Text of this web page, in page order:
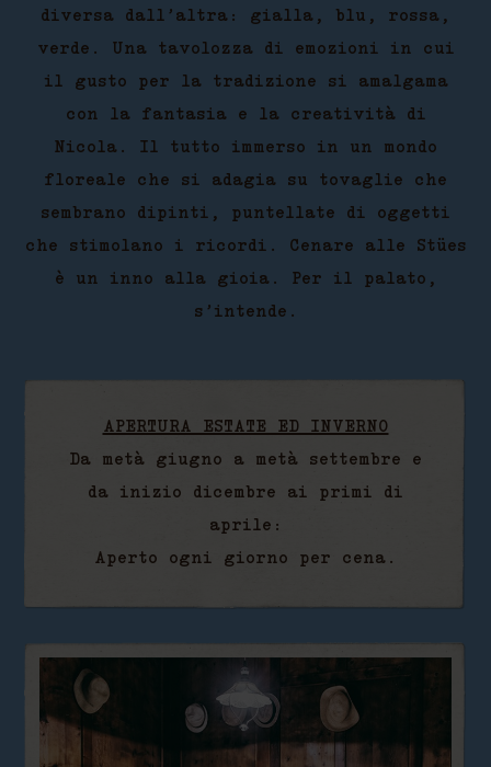
diversa dall’altra: gialla, blu, rossa,
verde. Una tavolozza di emozioni in cui
il gusto per la tradizione si amalgama
con la fantasia e la creatività di
Nicola. Il tutto immerso in un mondo
floreale che si adagia su tovaglie che
sembrano dipinti, puntellate di oggetti
che stimolano i ricordi. Cenare alle Stües
è un inno alla gioia. Per il palato,
s’intende.
APERTURA ESTATE ED INVERNO
Da metà giugno a metà settembre e
da inizio dicembre ai primi di
aprile:
Aperto ogni giorno per cena.